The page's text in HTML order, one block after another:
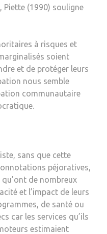
Piette (1990) souligne
à risques et
soient
et de protéger leurs
nous semble
communautaire
sans que cette
péjoratives,
de nombreux
et l’impact de leurs
de santé ou
car les services qu’ils
estimaient